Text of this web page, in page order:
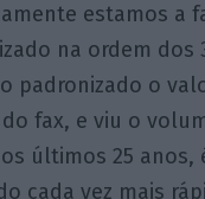
estamos a
na ordem dos
padronizado o
fax, e viu o
últimos 25
cada vez mais